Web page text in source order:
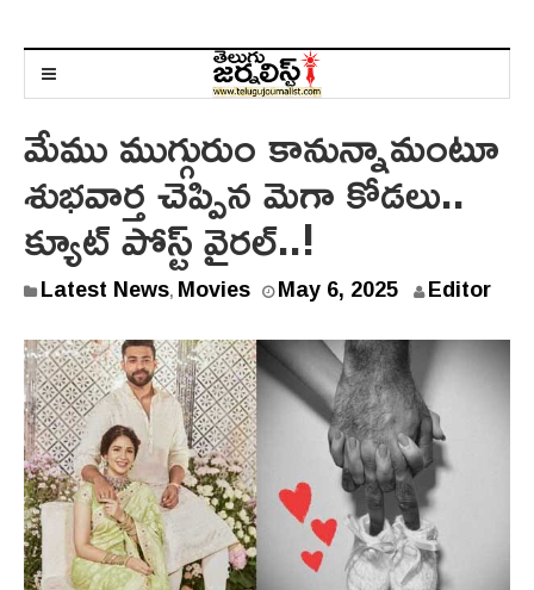
మేము ముగ్గురుం కానున్నామంటూ
శుభవార్త చెప్పిన మెగా కోడలు..
క్యూట్ పోస్ట్ వైర‌ల్‌..!
Latest News, Movies May 6, 2025M
y
6
,
2
0
2
5
Editor